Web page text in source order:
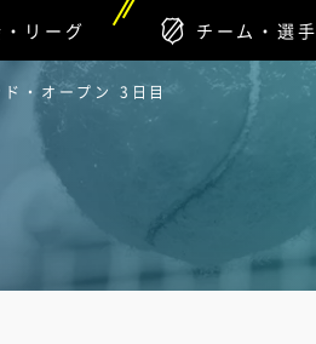
リーグ チーム・選手
・オープン 3日目